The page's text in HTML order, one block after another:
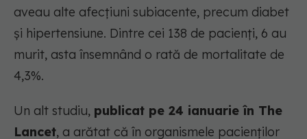
aveau alte afecțiuni subiacente, precum diabet
și hipertensiune. Dintre cei 138 de pacienți, 6 au
murit, asta însemnând o rată de mortalitate de
4,3%.
Un alt studiu, publicat pe 24 ianuarie în The
Lancet, a arătat că în organismele pacienților